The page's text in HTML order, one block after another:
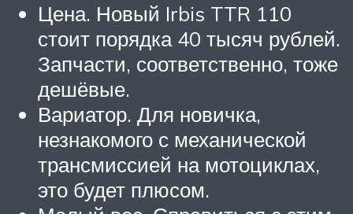
Цена. Новый Irbis TTR 110
стоит порядка 40 тысяч рублей.
Запчасти, соответственно, тоже
дешёвые.
Вариатор. Для новичка,
незнакомого с механической
трансмиссией на мотоциклах,
это будет плюсом.